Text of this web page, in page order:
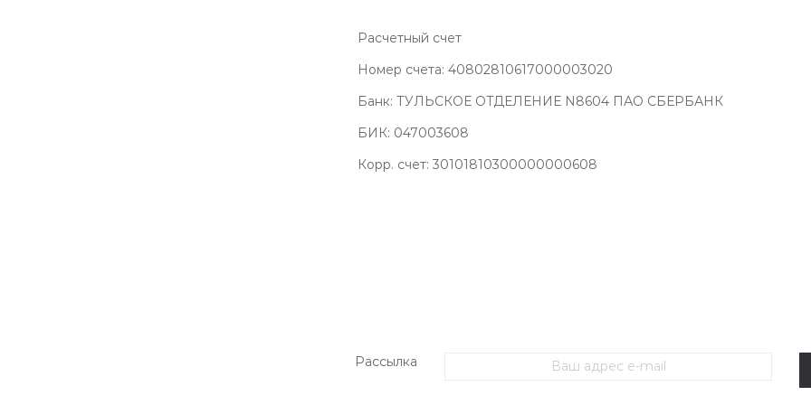
Расчетный счет
Номер счета: 40802810617000003020
Банк: ТУЛЬСКОЕ ОТДЕЛЕНИЕ N8604 ПАО СБЕРБАНК
БИК: 047003608
Корр. счет: 30101810300000000608
Рассылка